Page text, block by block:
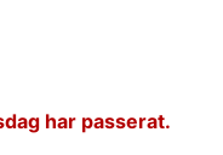
har passerat.